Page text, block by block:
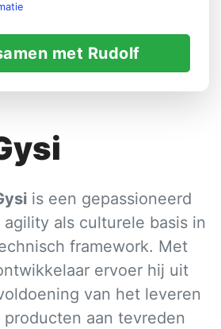
met Rudolf
is een gepassioneerd
als culturele basis in
framework. Met
ervoer hij uit
van het leveren
aan tevreden